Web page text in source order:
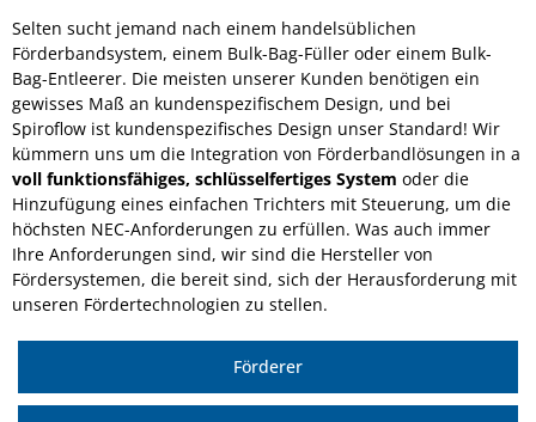
Selten sucht jemand nach einem handelsüblichen
Förderbandsystem, einem Bulk-Bag-Füller oder einem Bulk-
Bag-Entleerer. Die meisten unserer Kunden benötigen ein
gewisses Maß an kundenspezifischem Design, und bei
Spiroflow ist kundenspezifisches Design unser Standard! Wir
kümmern uns um die Integration von Förderbandlösungen in a
voll funktionsfähiges, schlüsselfertiges System oder die
Hinzufügung eines einfachen Trichters mit Steuerung, um die
höchsten NEC-Anforderungen zu erfüllen. Was auch immer
Ihre Anforderungen sind, wir sind die Hersteller von
Fördersystemen, die bereit sind, sich der Herausforderung mit
unseren Fördertechnologien zu stellen.
Förderer